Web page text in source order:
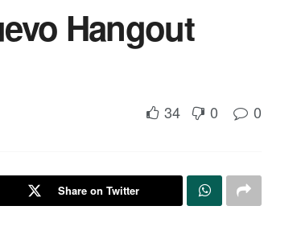
Hangout
34 0 0
Share on Twitter